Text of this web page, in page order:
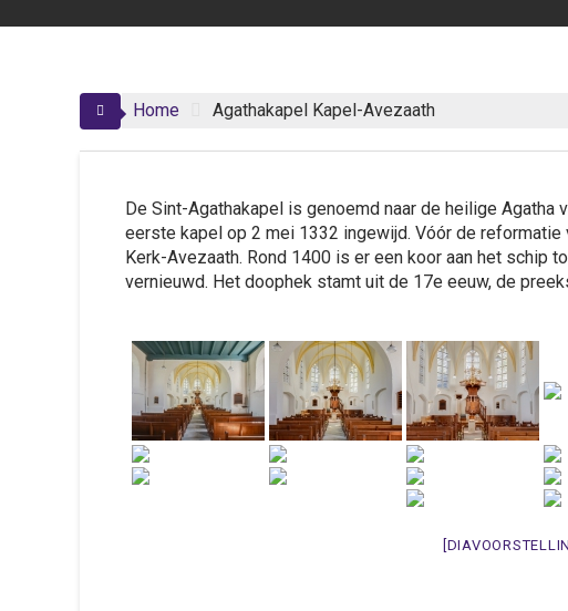
Home Agathakapel Kapel-Avezaath
De Sint-Agathakapel is genoemd naar de heilige
eerste kapel op 2 mei 1332 ingewijd. Vóór de
Kerk-Avezaath. Rond 1400 is er een koor aan het schip
vernieuwd. Het doophek stamt uit de 17e eeuw, de